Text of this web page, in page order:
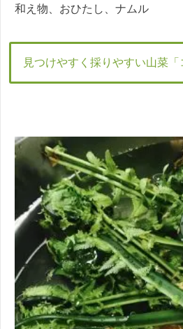
和え物、おひたし、ナムル
見つけやすく採りやすい山菜「